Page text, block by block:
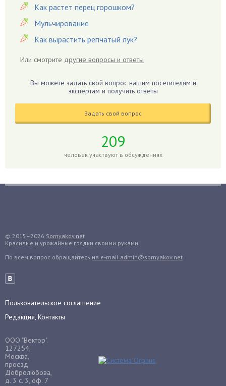
Гацания
Гвоздики
Георгины
Гиацинт
Гладиолусы
Гранат
Грядки
Гуава
Декабрист
Дельфиниум
Денежное дерево
Диффенбахия
Драцена
Как растет перец горошком?
Мульчирование
Как вырастить репчатый лук?
Или смотрите другие вопросы и ответы
Вы можете задать свой вопрос нашим посетителям и
экспертам и получить ответы
Задать свой вопрос
209
человек участвуют в обсуждениях
© 2015–2026 Sornyakov.net
Красивые и урожайные грядки своими руками
По всем вопрос обращайтесь на e-mail admin@sornyakov.net
Пользовательское соглашение
Редакция, Контакты
ООО "Вектор".
127254,
Москва,
проезд
Добролюбова,
д. 3 с. 3, оф. 7